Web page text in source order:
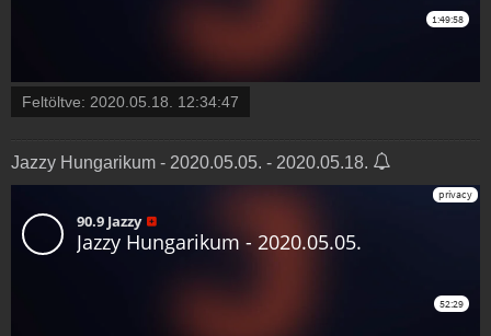
Feltöltve: 2020.05.18. 12:34:47
Jazzy Hungarikum - 2020.05.05. - 2020.05.18.